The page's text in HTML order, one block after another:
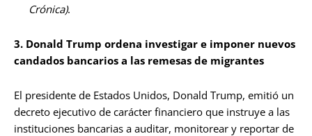
Crónica).
3. Donald Trump ordena investigar e imponer nuevos
candados bancarios a las remesas de migrantes
El presidente de Estados Unidos, Donald Trump, emitió un
decreto ejecutivo de carácter financiero que instruye a las
instituciones bancarias a auditar, monitorear y reportar de